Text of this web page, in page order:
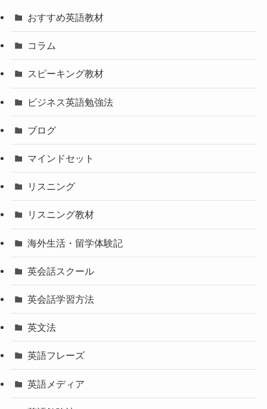
おすすめ英語教材
コラム
スピーキング教材
ビジネス英語勉強法
ブログ
マインドセット
リスニング
リスニング教材
海外生活・留学体験記
英会話スクール
英会話学習方法
英文法
英語フレーズ
英語メディア